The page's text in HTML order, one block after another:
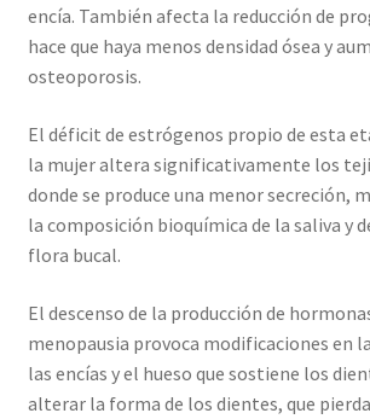
encía. También afecta la reducción de
hace que haya menos densidad ósea y
osteoporosis.
El déficit de estrógenos propio de esta
la mujer altera significativamente los
donde se produce una menor secreción,
la composición bioquímica de la saliva y
flora bucal.
El descenso de la producción de
menopausia provoca modificaciones en
las encías y el hueso que sostiene los
alterar la forma de los dientes, que